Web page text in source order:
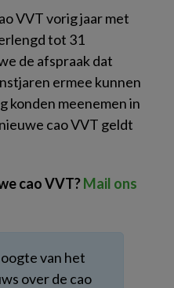
VVT vorig jaar met
tot 31
de afspraak dat
ermee kunnen
konden meenemen in
cao VVT geldt
cao VVT?Mail ons
van het
over de cao